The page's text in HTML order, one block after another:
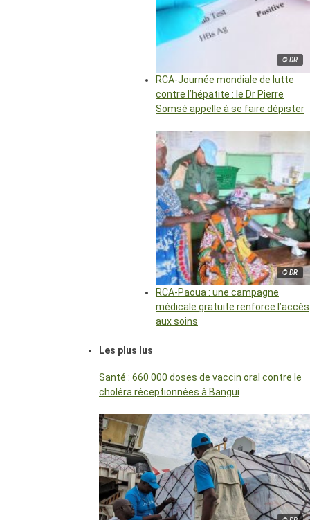
© DR
RCA-Journée mondiale de lutte
contre l’hépatite : le Dr Pierre
Somsé appelle à se faire dépister
© DR
RCA-Paoua : une campagne
médicale gratuite renforce l’accès
aux soins
Les plus lus
Santé : 660 000 doses de vaccin oral contre le
choléra réceptionnées à Bangui